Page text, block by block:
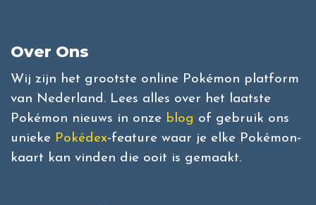
Over Ons
Wij zijn het grootste online Pokémon platform
van Nederland. Lees alles over het laatste
Pokémon nieuws in onze blog of gebruik ons
unieke Pokédex-feature waar je elke Pokémon-
kaart kan vinden die ooit is gemaakt.